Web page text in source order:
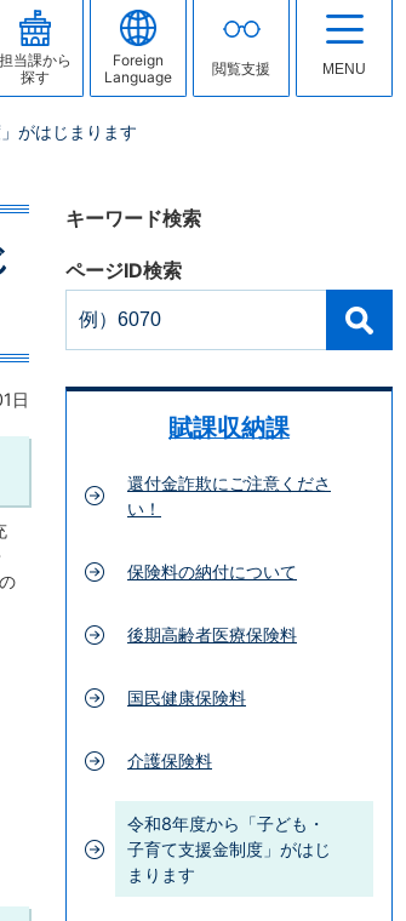
担当課から
探す
Foreign
Language
閲覧支援 MENU
がはじまります
日
キーワード検索
ページID検索
賦課収納課
還付金詐欺にご注意くださ
い！
保険料の納付について
後期高齢者医療保険料
国民健康保険料
介護保険料
令和8年度から「子ども・
子育て支援金制度」がはじ
まります